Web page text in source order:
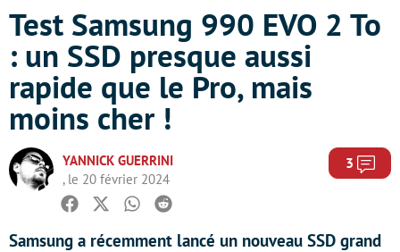
Test Samsung 990 EVO 2 To
: un SSD presque aussi
rapide que le Pro, mais
moins cher !
YANNICK GUERRINI
, le 20 février 2024
3
Facebook
TwitterWhatsapp
Reddit
Samsung a récemment lancé un nouveau SSD grand